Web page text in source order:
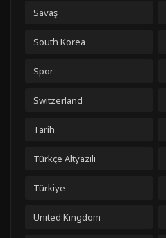
Savaş
South Korea
Spor
Switzerland
Tarih
Türkçe Altyazılı
Türkiye
United Kingdom